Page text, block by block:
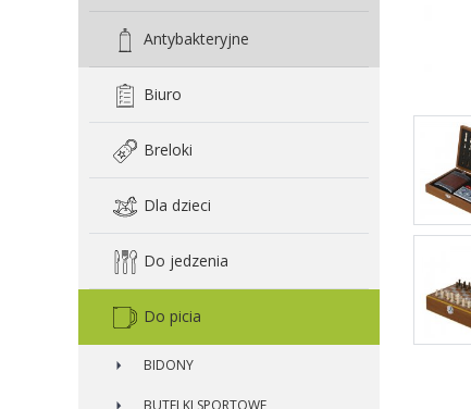
Antybakteryjne
Biuro
Breloki
Dla dzieci
Do jedzenia
Do picia
BIDONY
BUTELKI SPORTOWE